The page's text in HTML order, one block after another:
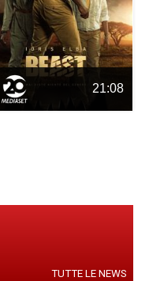
21:08
TUTTE LE NEWS